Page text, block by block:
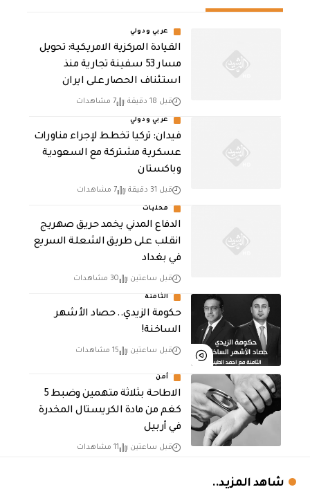
عربي ودولي
القيادة المركزية الامريكية: تحويل
مسار 53 سفينة تجارية منذ
استئناف الحصار على ايران
قبل 18 دقيقة 7 مشاهدات
عربي ودولي
فيدان: تركيا تخطط لإجراء مناورات
عسكرية مشتركة مع السعودية
وباكستان
قبل 31 دقيقة 7 مشاهدات
محليات
الدفاع المدني يخمد حريق صهريج
انقلب على طريق الشعلة السريع
في بغداد
قبل ساعتين 30 مشاهدات
الثامنة
حكومة الزيدي.. حصاد الأشهر
الساخنة!
قبل ساعتين 15 مشاهدات
أمن
الاطاحة بثلاثة متهمين وضبط 5
كغم من مادة الكريستال المخدرة ​
في أربيل
قبل ساعتين 11 مشاهدات
شاهد المزيد..